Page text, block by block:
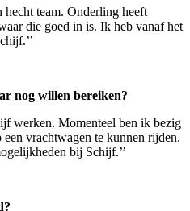
hecht team. Onderling heeft
die goed in is. Ik heb vanaf het
nog willen bereiken?
werken. Momenteel ben ik bezig
vrachtwagen te kunnen rijden.
bij Schijf.’’